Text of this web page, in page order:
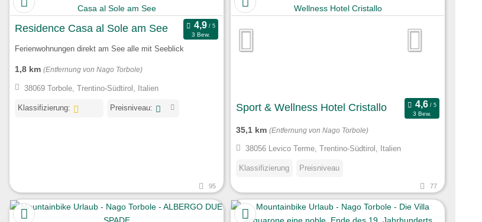
Residence Casa al Sole am See
3 Bew.
Ferienwohnungen direkt am See alle mit Seeblick
1,8 km (Entfernung von Nago Torbole)
38069 Torbole, Trentino-Südtirol, Italien
Klassifizierung: Preisniveau:
95
Sport & Wellness Hotel Cristallo
3 Bew.
35,1 km (Entfernung von Nago Torbole)
38056 Levico Terme, Trentino-Südtirol, Italien
Klassifizierung Preisniveau
77